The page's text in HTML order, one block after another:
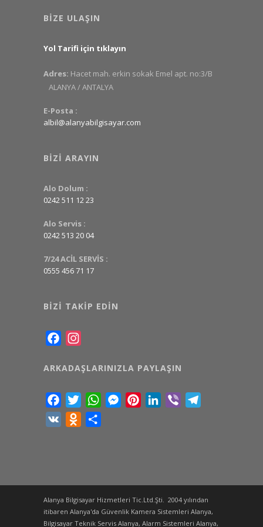
BIZE ULAŞIN
Yol Tarifi için tıklayın
Adres: Hacet mah. erkin sokak Emel apt. no:3/B
ALANYA / ANTALYA
E-Posta :
albil@alanyabilgisayar.com
BIZI ARAYIN
Alo Dolum :
0242 511 12 23
Alo Servis :
0242 513 20 04
7/24 ACİL SERVİS :
0555 456 71 17
BIZI TAKIP EDIN
Facebook
ARKADAŞLARINIZLA PAYLAŞIN
FacebookTwitterWhatsAppMessenger
PinterestLinkedIn
Viber
VK
Odnoklassniki
Alanya Bilgisayar Hizmetleri Tic.Ltd.Şti. 2004 yılından
itibaren Alanya'da Güvenlik Kamera Sistemleri Alanya,
Bilgisayar Teknik Servis Alanya, Alarm Sistemleri Alanya,